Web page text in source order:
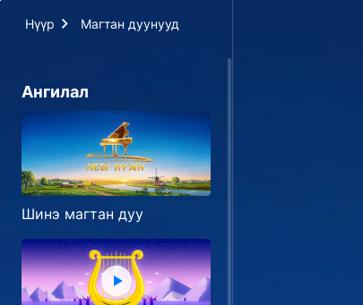
Нүүр Магтан дуунууд
Ангилал
Шинэ магтан дуу